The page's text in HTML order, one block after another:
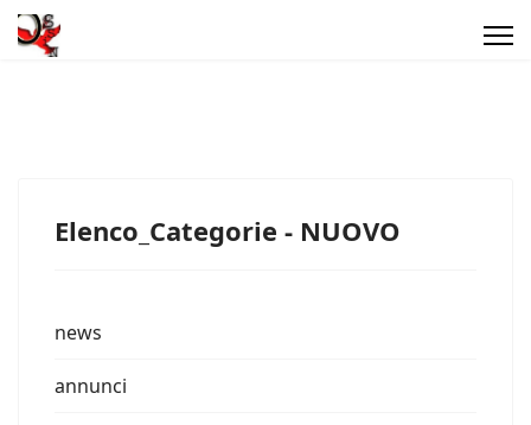
Elenco_Categorie - NUOVO
news
annunci